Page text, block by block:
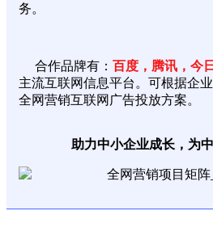
务。
合作品牌有： 百度，腾讯，今
主流互联网信息平台。可根据企
全网营销互联网广告投放方案。
助力中小企业成长，为